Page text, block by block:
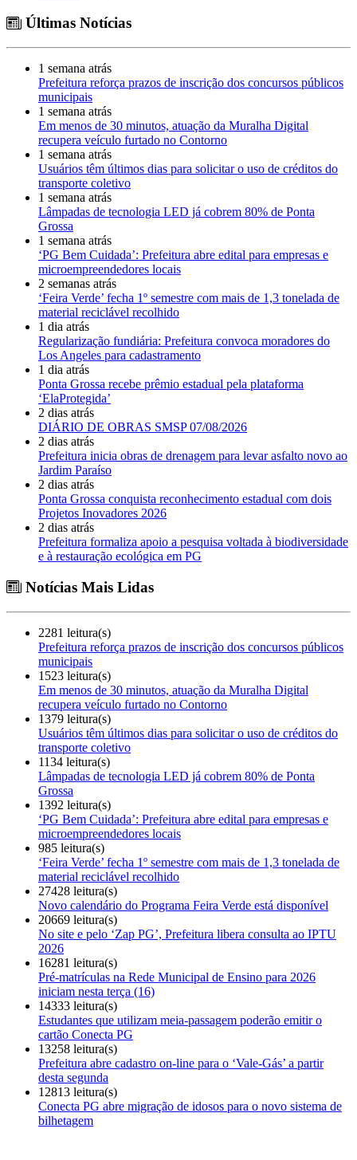
Últimas Notícias
1 semana atrás
Prefeitura reforça prazos de inscrição dos concursos públicos
municipais
1 semana atrás
Em menos de 30 minutos, atuação da Muralha Digital
recupera veículo furtado no Contorno
1 semana atrás
Usuários têm últimos dias para solicitar o uso de créditos do
transporte coletivo
1 semana atrás
Lâmpadas de tecnologia LED já cobrem 80% de Ponta
Grossa
1 semana atrás
‘PG Bem Cuidada’: Prefeitura abre edital para empresas e
microempreendedores locais
2 semanas atrás
‘Feira Verde’ fecha 1º semestre com mais de 1,3 tonelada de
material reciclável recolhido
1 dia atrás
Regularização fundiária: Prefeitura convoca moradores do
Los Angeles para cadastramento
1 dia atrás
Ponta Grossa recebe prêmio estadual pela plataforma
‘ElaProtegida’
2 dias atrás
DIÁRIO DE OBRAS SMSP 07/08/2026
2 dias atrás
Prefeitura inicia obras de drenagem para levar asfalto novo ao
Jardim Paraíso
2 dias atrás
Ponta Grossa conquista reconhecimento estadual com dois
Projetos Inovadores 2026
2 dias atrás
Prefeitura formaliza apoio a pesquisa voltada à biodiversidade
e à restauração ecológica em PG
Notícias Mais Lidas
2281 leitura(s)
Prefeitura reforça prazos de inscrição dos concursos públicos
municipais
1523 leitura(s)
Em menos de 30 minutos, atuação da Muralha Digital
recupera veículo furtado no Contorno
1379 leitura(s)
Usuários têm últimos dias para solicitar o uso de créditos do
transporte coletivo
1134 leitura(s)
Lâmpadas de tecnologia LED já cobrem 80% de Ponta
Grossa
1392 leitura(s)
‘PG Bem Cuidada’: Prefeitura abre edital para empresas e
microempreendedores locais
985 leitura(s)
‘Feira Verde’ fecha 1º semestre com mais de 1,3 tonelada de
material reciclável recolhido
27428 leitura(s)
Novo calendário do Programa Feira Verde está disponível
20669 leitura(s)
No site e pelo ‘Zap PG’, Prefeitura libera consulta ao IPTU
2026
16281 leitura(s)
Pré-matrículas na Rede Municipal de Ensino para 2026
iniciam nesta terça (16)
14333 leitura(s)
Estudantes que utilizam meia-passagem poderão emitir o
cartão Conecta PG
13258 leitura(s)
Prefeitura abre cadastro on-line para o ‘Vale-Gás’ a partir
desta segunda
12813 leitura(s)
Conecta PG abre migração de idosos para o novo sistema de
bilhetagem